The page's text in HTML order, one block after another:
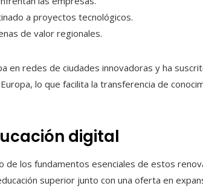
a proyectos tecnológicos.
de valor regionales.
en redes de ciudades innovadoras y ha
lo que facilita la transferencia de
digital
de los fundamentos esenciales de estos
superior junto con una oferta en